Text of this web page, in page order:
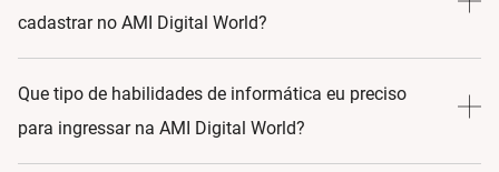
criar uma jornada educacional que atenda às suas
cadastrar no AMI Digital World?
Sim.
Que tipo de habilidades de informática eu preciso
para ingressar na AMI Digital World?